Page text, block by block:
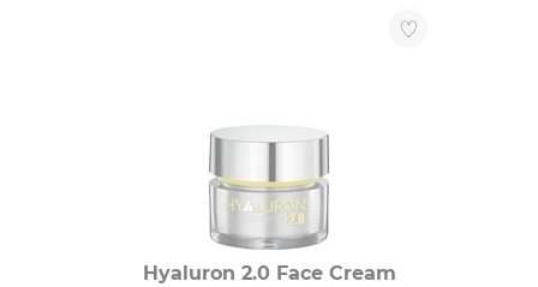
Hyaluron 2.0 Face Cream